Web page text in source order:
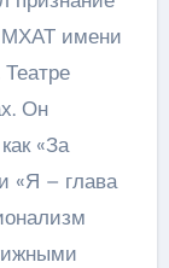
МХАТ имени
Театре
Он
«За
«Я – глава